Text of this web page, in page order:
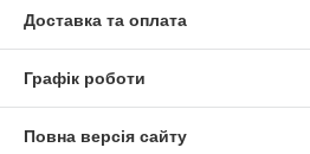
Доставка та оплата
Графік роботи
Повна версія сайту